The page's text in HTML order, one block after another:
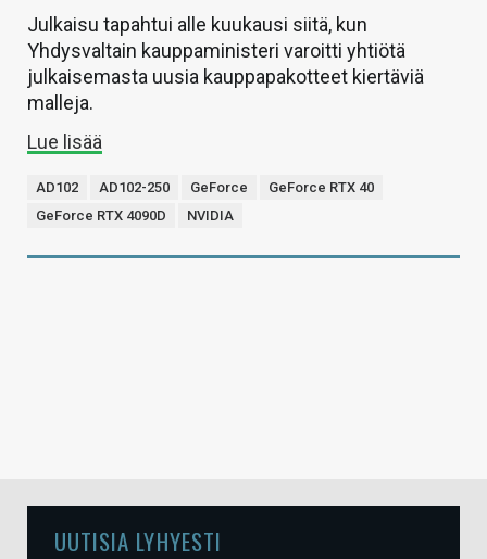
Julkaisu tapahtui alle kuukausi siitä, kun
Yhdysvaltain kauppaministeri varoitti yhtiötä
julkaisemasta uusia kauppapakotteet kiertäviä
malleja.
Lue lisää
AD102 AD102-250 GeForce
GeForce RTX 40
GeForce RTX 4090D
NVIDIA
UUTISIA LYHYESTI